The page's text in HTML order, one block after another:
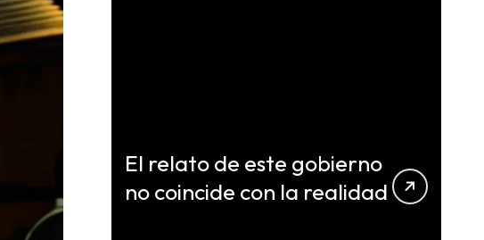
El relato de este gobierno
no coincide con la realidad